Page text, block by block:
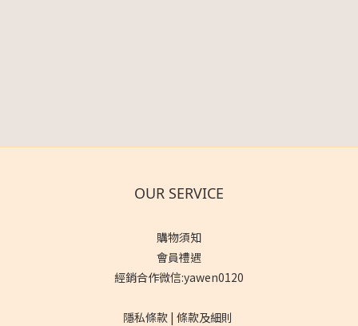
OUR SERVICE
購物須知
會員禮遇
經銷合作微信:yawen0120
隱私條款 | 條款及細則